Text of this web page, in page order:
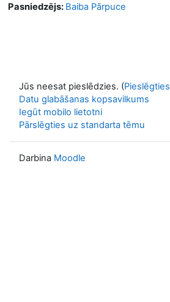
Pasniedzējs: Baiba Pārpuce
Jūs neesat pieslēdzies. (Pieslēgties
Datu glabāšanas kopsavilkums
Iegūt mobilo lietotni
Pārslēgties uz standarta tēmu
Darbina Moodle